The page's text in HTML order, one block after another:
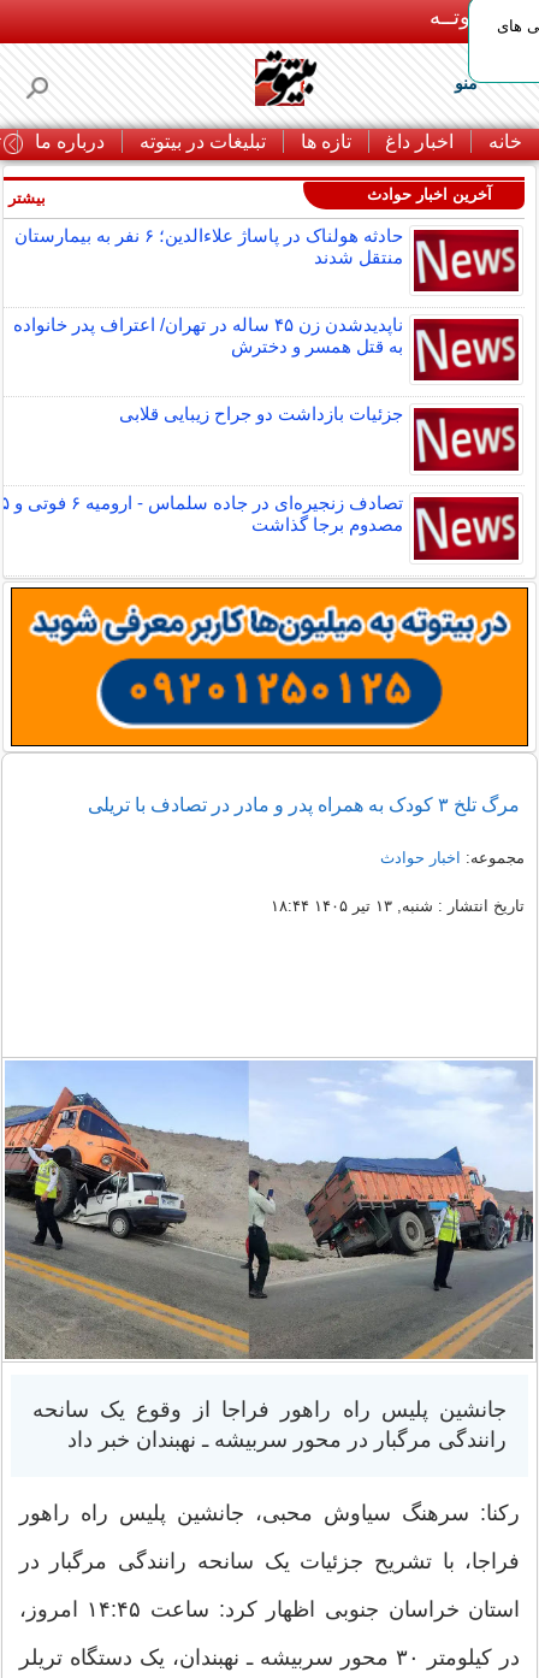
بـیتوتــه
منو
خانه اخبار داغ تازه ها تبلیغات در بیتوته درباره ما
های
آخرین اخبار حوادث
حادثه هولناک در پاساژ علاءالدین؛ ۶ نفر به بیمارستان
منتقل شدند
ناپدیدشدن زن ۴۵ ساله در تهران/ اعتراف پدر خانواده
به قتل همسر و دخترش
جزئیات بازداشت دو جراح زیبایی قلابی
تصادف زنجیره‌ای در جاده سلماس - ارومیه ۶ فوتی و ۵
مصدوم برجا گذاشت
بیشتر
مرگ تلخ ۳ کودک به همراه پدر و مادر در تصادف با تریلی
مجموعه: اخبار حوادث
تاریخ انتشار : شنبه, ۱۳ تیر ۱۴۰۵ ۱۸:۴۴
جانشین پلیس راه راهور فراجا از وقوع یک سانحه
رانندگی مرگبار در محور سربیشه ـ نهبندان خبر داد
رکنا: سرهنگ سیاوش محبی، جانشین پلیس راه راهور
فراجا، با تشریح جزئیات یک سانحه رانندگی مرگبار در
استان خراسان جنوبی اظهار کرد: ساعت ۱۴:۴۵ امروز،
در کیلومتر ۳۰ محور سربیشه ـ نهبندان، یک دستگاه تریلر